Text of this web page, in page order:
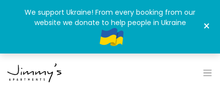
We support Ukraine! From every booking from our
website we donate to help people in Ukraine
×